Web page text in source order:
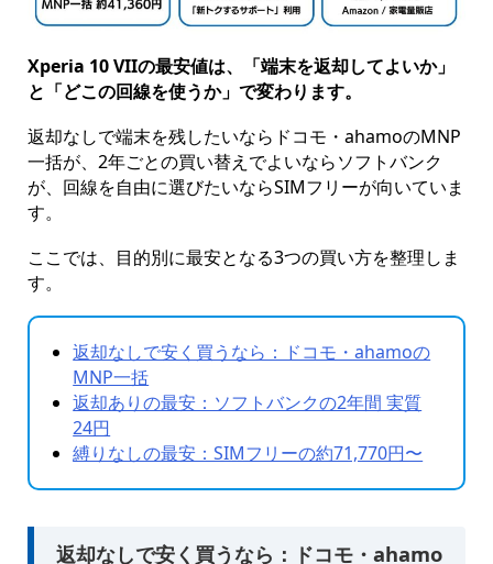
Xperia 10 VIIの最安値は、「端末を返却してよいか」
と「どこの回線を使うか」で変わります。
返却なしで端末を残したいならドコモ・ahamoのMNP
一括が、2年ごとの買い替えでよいならソフトバンク
が、回線を自由に選びたいならSIMフリーが向いていま
す。
ここでは、目的別に最安となる3つの買い方を整理しま
す。
返却なしで安く買うなら：ドコモ・ahamoの
MNP一括
返却ありの最安：ソフトバンクの2年間 実質
24円
縛りなしの最安：SIMフリーの約71,770円〜
返却なしで安く買うなら：ドコモ・ahamo